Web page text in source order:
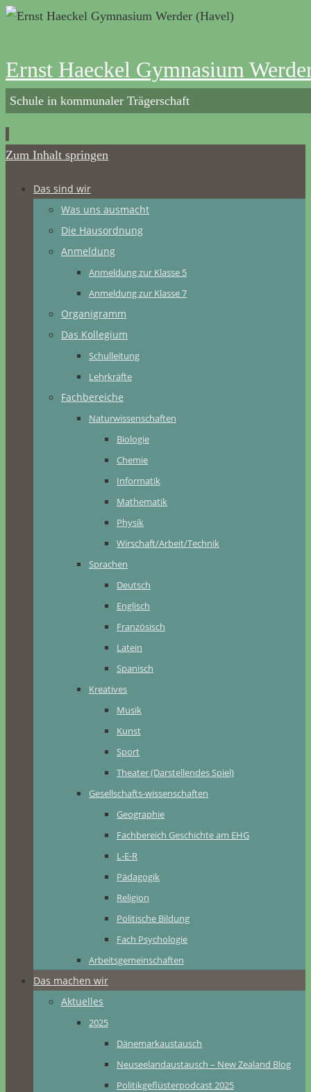
Ernst Haeckel Gymnasium
Schule in kommunaler Trägerschaft
Zum Inhalt springen
Das sind wir
Was uns ausmacht
Die Hausordnung
Anmeldung
Anmeldung zur Klasse 5
Anmeldung zur Klasse 7
Organigramm
Das Kollegium
Schulleitung
Lehrkräfte
Fachbereiche
Naturwissenschaften
Biologie
Chemie
Informatik
Mathematik
Physik
Wirschaft/Arbeit/Technik
Sprachen
Deutsch
Englisch
Französisch
Latein
Spanisch
Kreatives
Musik
Kunst
Sport
Theater (Darstellendes Spiel)
Gesellschafts-wissenschaften
Geographie
Fachbereich Geschichte am EHG
L-E-R
Pädagogik
Religion
Politische Bildung
Fach Psychologie
Arbeitsgemeinschaften
Das machen wir
Aktuelles
2025
Dänemarkaustausch
Neuseelandaustausch – New Zealand Blog
Politikgeflüsterpodcast 2025